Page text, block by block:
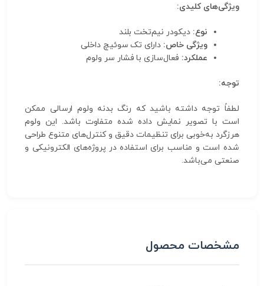
ویژگی‌های کلیدی:
نوع: دیکودر نیم‌تخت بلند
ویژگی خاص: دارای تک سوئیچ داخلی
عملکرد: فعال‌سازی با فشار سر ولوم
توجه:
لطفاً توجه داشته باشید که رنگ بدنه ولوم ارسالی ممکن
است با تصویر نمایش داده شده متفاوت باشد. این ولوم
هرزگرد به‌خوبی برای تنظیمات دقیق و کنترل‌های متنوع طراحی
شده است و مناسب برای استفاده در پروژه‌های الکترونیکی و
صنعتی می‌باشد.
مشخصات محصول